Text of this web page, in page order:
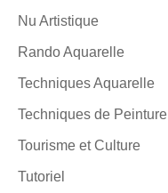
Nu Artistique
Rando Aquarelle
Techniques Aquarelle
Techniques de Peinture
Tourisme et Culture
Tutoriel